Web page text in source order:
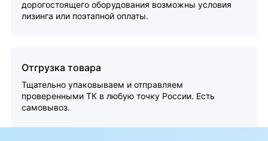
дорогостоящего оборудования возможны условия
лизинга или поэтапной оплаты.
Отгрузка товара
Тщательно упаковываем и отправляем
проверенными ТК в любую точку России. Есть
самовывоз.